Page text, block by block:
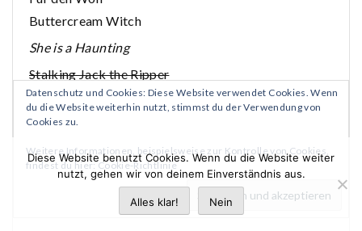
Buttercream Witch
She is a Haunting
Stalking Jack the Ripper
Threads of Power
Geschichten des Grauens
Blut des Lebens
The Quiet is loud
The Addams Family
Datenschutz und Cookies: Diese Website verwendet Cookies. Wenn
du die Website weiterhin nutzt, stimmst du der Verwendung von
Cookies zu.
Weitere Informationen, beispielsweise zur Kontrolle von Cookies,
findest du hier:Cookie-Richtlinie
Diese Website benutzt Cookies. Wenn du die Website weiter
nutzt, gehen wir von deinem Einverständnis aus.
Alles klar! Nein